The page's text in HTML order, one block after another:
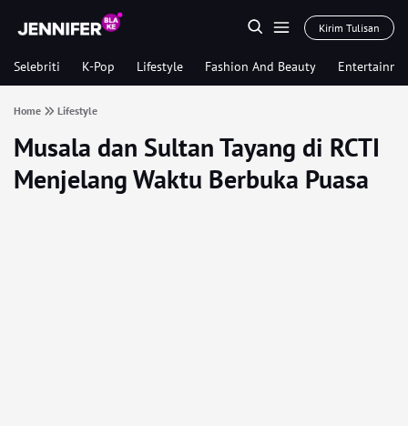
Kirim Tulisan
Selebriti K-Pop Lifestyle Fashion And Beauty
Home Lifestyle
Musala dan Sultan Tayang di RCTI
Menjelang Waktu Berbuka Puasa